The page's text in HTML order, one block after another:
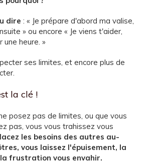
dire : « Je prépare d'abord ma valise,
» ou encore « Je viens t'aider,
une heure. »
ses limites, et encore plus de
la clé !
posez pas de limites, ou que vous
pas, vous vous trahissez vous
les besoins des autres au-
vous laissez l'épuisement, la
frustration vous envahir.